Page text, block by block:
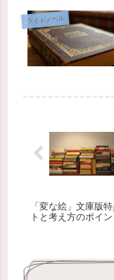
ライトノベル
「変な絵」文庫版
トと考え方のポイン